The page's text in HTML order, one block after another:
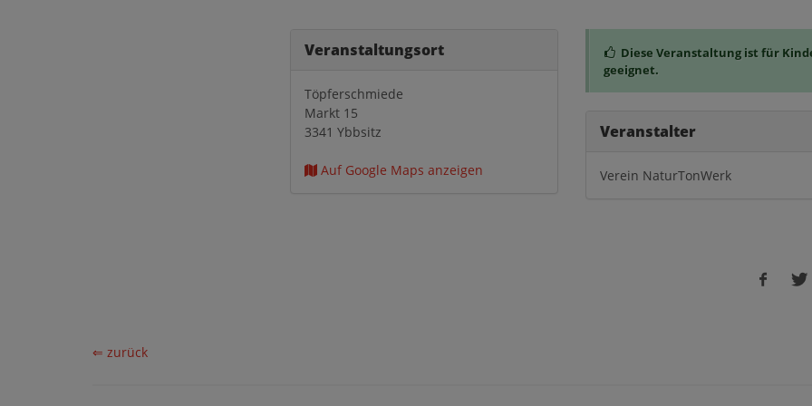
Veranstaltungsort
Töpferschmiede
Markt 15
3341 Ybbsitz
Auf Google Maps anzeigen
Diese Veranstaltung ist für
geeignet.
Veranstalter
Verein NaturTonWerk
⇐ zurück